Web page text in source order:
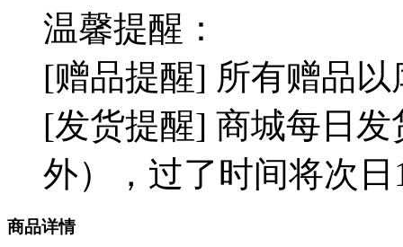
温馨提醒：
[赠品提醒] 所有赠品
[发货提醒] 商城每日
外），过了时间将次
商品详情